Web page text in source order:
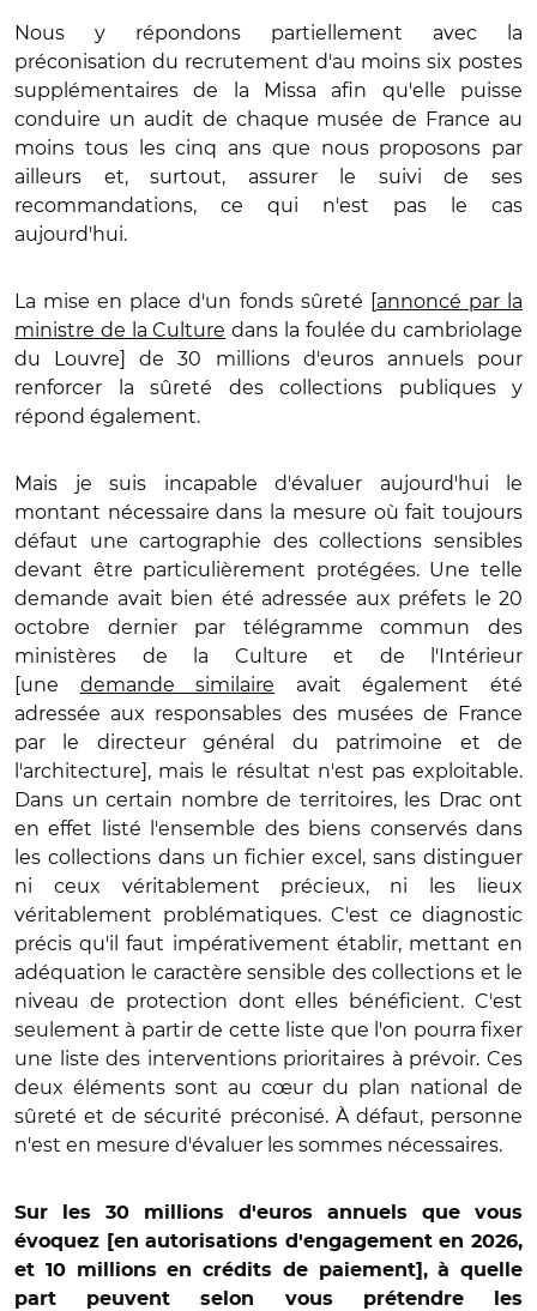
Nous y répondons partiellement avec la
préconisation du recrutement d'au moins six postes
supplémentaires de la Missa afin qu'elle puisse
conduire un audit de chaque musée de France au
moins tous les cinq ans que nous proposons par
ailleurs et, surtout, assurer le suivi de ses
recommandations, ce qui n'est pas le cas
aujourd'hui.
La mise en place d'un fonds sûreté [annoncé par la
ministre de la Culture dans la foulée du cambriolage
du Louvre] de 30 millions d'euros annuels pour
renforcer la sûreté des collections publiques y
répond également.
Mais je suis incapable d'évaluer aujourd'hui le
montant nécessaire dans la mesure où fait toujours
défaut une cartographie des collections sensibles
devant être particulièrement protégées. Une telle
demande avait bien été adressée aux préfets le 20
octobre dernier par télégramme commun des
ministères de la Culture et de l'Intérieur
[une demande similaire avait également été
adressée aux responsables des musées de France
par le directeur général du patrimoine et de
l'architecture], mais le résultat n'est pas exploitable.
Dans un certain nombre de territoires, les Drac ont
en effet listé l'ensemble des biens conservés dans
les collections dans un fichier excel, sans distinguer
ni ceux véritablement précieux, ni les lieux
véritablement problématiques. C'est ce diagnostic
précis qu'il faut impérativement établir, mettant en
adéquation le caractère sensible des collections et le
niveau de protection dont elles bénéficient. C'est
seulement à partir de cette liste que l'on pourra fixer
une liste des interventions prioritaires à prévoir. Ces
deux éléments sont au cœur du plan national de
sûreté et de sécurité préconisé. À défaut, personne
n'est en mesure d'évaluer les sommes nécessaires.
Sur les 30 millions d'euros annuels que vous
évoquez [en autorisations d'engagement en 2026,
et 10 millions en crédits de paiement], à quelle
part peuvent selon vous prétendre les